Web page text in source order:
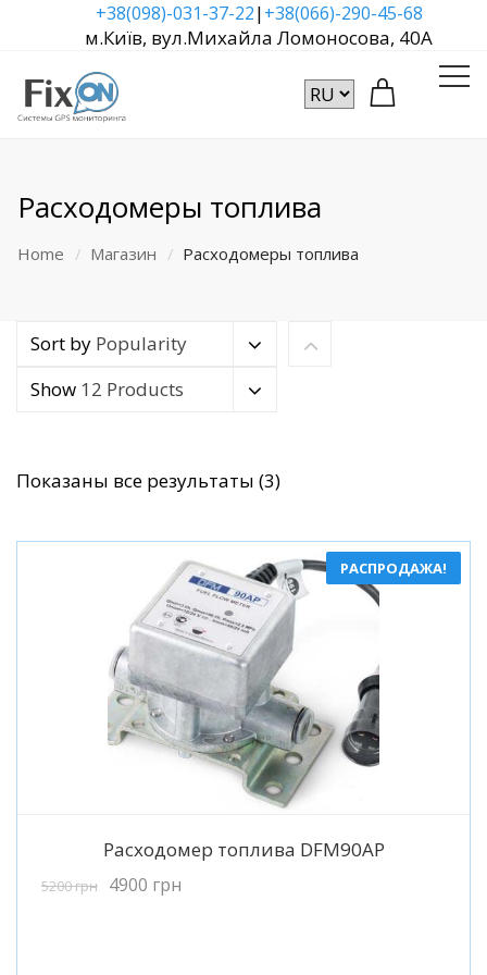
+38(098)-031-37-22|+38(066)-290-45-68
м.Київ, вул.Михайла Ломоносова, 40А
Расходомеры топлива
Home Магазин Расходомеры топлива
Sort by Popularity
Show 12 Products
Показаны все результаты (3)Сортировка:
популярности
РАСПРОДАЖА!
Подробнее
Расходомер топлива DFM90AP
5200грн 4900 грн